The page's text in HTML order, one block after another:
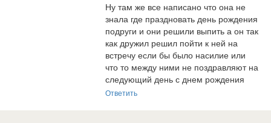
Ну там же все написано что она не
знала где праздновать день рождения
подруги и они решили выпить а он так
как дружил решил пойти к ней на
встречу если бы было насилие или
что то между ними не поздравляют на
следующий день с днем рождения
Ответить